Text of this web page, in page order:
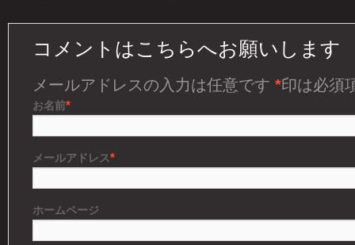
コメントはこちらへお願いします
メールアドレスの入力は任意です *印は必須
お名前*
メールアドレス*
ホームページ